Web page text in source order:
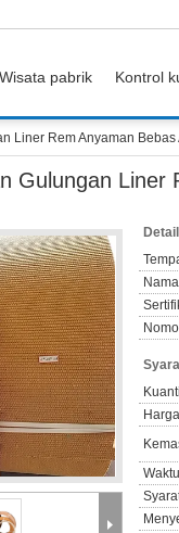
Wisata pabrik Kontrol
Liner Rem Anyaman
Gulungan Liner